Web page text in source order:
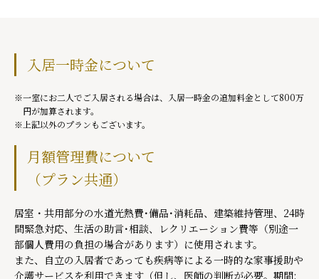
入居一時金について
一室にお二人でご入居される場合は、入居一時金の追加料金として800万
円が加算されます。
上記以外のプランもございます。
月額管理費について
（プラン共通）
居室・共用部分の水道光熱費･備品･消耗品、建築維持管理、24時
間緊急対応、生活の助言･相談、レクリエーション費等（別途一
部個人費用の負担の場合があります）に使用されます。
また、自立の入居者であっても疾病等による一時的な家事援助や
介護サービスを利用できます（但し、医師の判断が必要。期間: